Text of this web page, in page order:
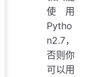
使用
Pytho
n2.7，
否则你
可以用